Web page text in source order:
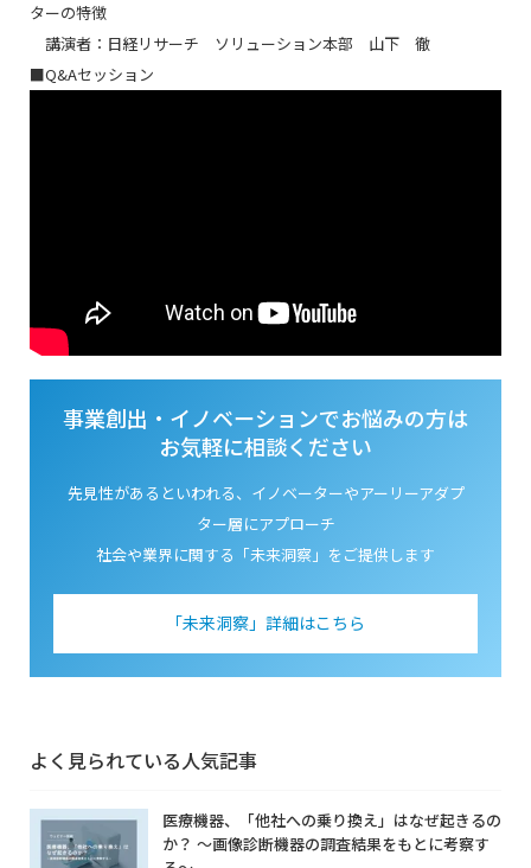
ターの特徴
講演者：日経リサーチ ソリューション本部 山下 徹
■Q&Aセッション
事業創出・イノベーションでお悩みの方は
お気軽に相談ください
先見性があるといわれる、イノベーターやアーリーアダプ
ター層にアプローチ
社会や業界に関する「未来洞察」をご提供します
「未来洞察」詳細はこちら
よく見られている人気記事
医療機器、「他社への乗り換え」はなぜ起きるの
か？ ～画像診断機器の調査結果をもとに考察す